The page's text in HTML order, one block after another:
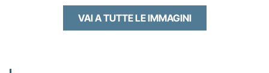
VAI A TUTTE LE IMMAGINI